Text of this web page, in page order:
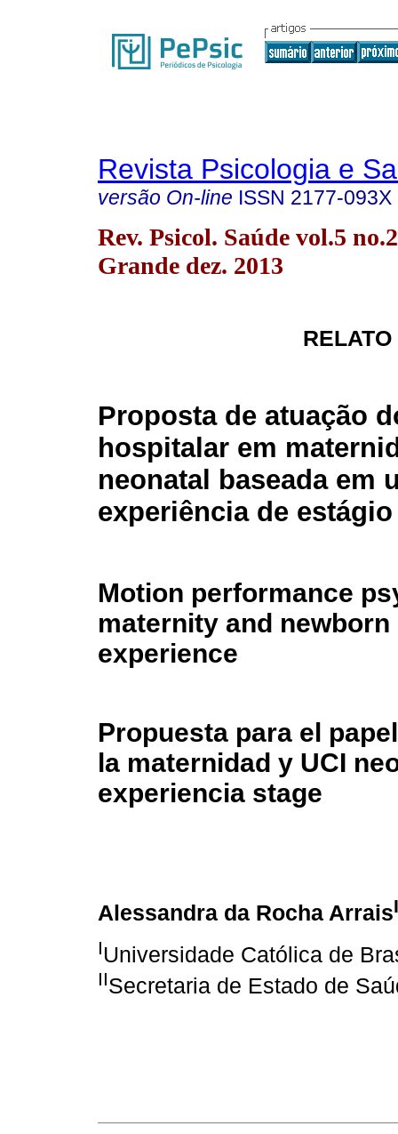
Revista Psicologia e
versão On-line ISSN 2177-093X
Rev. Psicol. Saúde vol.5
Grande dez. 2013
Proposta de atuação
hospitalar em
neonatal baseada em
experiência de estágio
Motion performance
maternity and newborn
experience
Propuesta para el
la maternidad y UCI
experiencia stage
Alessandra da Rocha ArraisI
IUniversidade Católica de
IISecretaria de Estado de